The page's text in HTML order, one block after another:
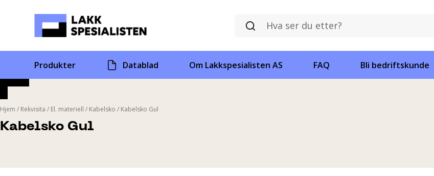
Produkter Datablad Om Lakkspesialisten AS FAQ Bli bedriftskunde
Kabelsko Gul
Hjem / Rekvisita / El. materiell / Kabelsko / Kabelsko Gul